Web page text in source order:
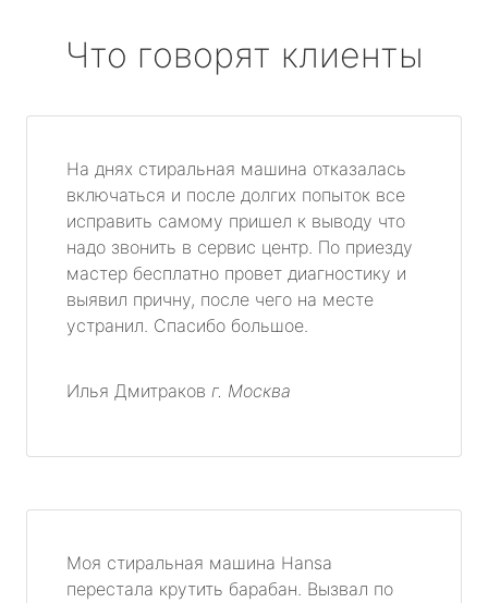
Что говорят клиенты
На днях стиральная машина отказалась
включаться и после долгих попыток все
исправить самому пришел к выводу что
надо звонить в сервис центр. По приезду
мастер бесплатно провет диагностику и
выявил причну, после чего на месте
устранил. Спасибо большое.
Илья Дмитраков г. Москва
Моя стиральная машина Hansa
перестала крутить барабан. Вызвал по